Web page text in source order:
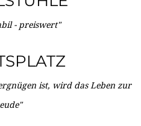
- preiswert"
ist, wird das Leben zur